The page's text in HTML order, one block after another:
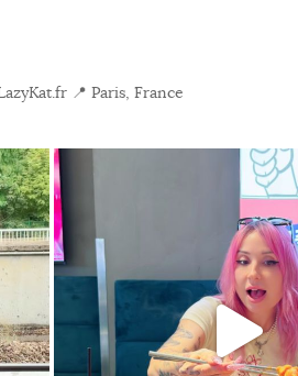
📍 Paris, France